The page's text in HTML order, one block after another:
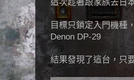
這次趁著跟家族去日
目標只鎖定入門機種
Denon DP-29
結果發現了這台，只